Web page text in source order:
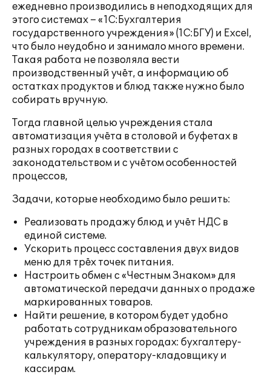
ежедневно производились в неподходящих для
этого системах – «1С:Бухгалтерия
государственного учреждения» (1С:БГУ) и Excel,
что было неудобно и занимало много времени.
Такая работа не позволяла вести
производственный учёт, а информацию об
остатках продуктов и блюд также нужно было
собирать вручную.
Тогда главной целью учреждения стала
автоматизация учёта в столовой и буфетах в
разных городах в соответствии с
законодательством и с учётом особенностей
процессов,
Задачи, которые необходимо было решить:
Реализовать продажу блюд и учёт НДС в
единой системе.
Ускорить процесс составления двух видов
меню для трёх точек питания.
Настроить обмен с «Честным Знаком» для
автоматической передачи данных о продаже
маркированных товаров.
Найти решение, в котором будет удобно
работать сотрудникам образовательного
учреждения в разных городах: бухгалтеру-
калькулятору, оператору-кладовщику и
кассирам.